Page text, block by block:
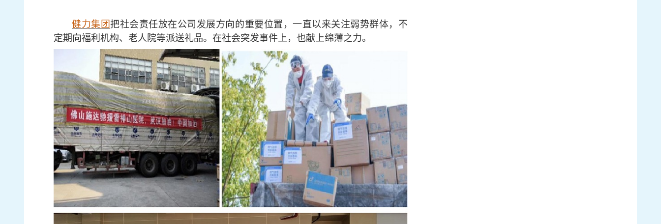
健力集团 把社会责任放在公司发展方向的重要位置，一直以来关注弱势群体，不
定期向福利机构、老人院等派送礼品。在社会突发事件上，也献上绵薄之力。